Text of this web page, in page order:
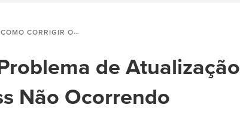
COMO CORRIGIR O PROBLEMA DE ATUALIZAÇÃO DO SITE WORDPRESS NÃO OCORRENDO IMEDIATAMENTE
de Atualização
Não Ocorrendo